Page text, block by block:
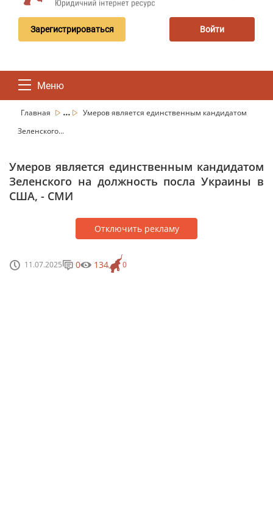
Зарегистрироваться Войти
Меню
Главная ...
Умеров является единственным кандидатом
Зеленского...
Умеров является единственным кандидатом
Зеленского на должность посла Украины в
США, - СМИ
Отключить рекламу
11.07.2025 0
0 134